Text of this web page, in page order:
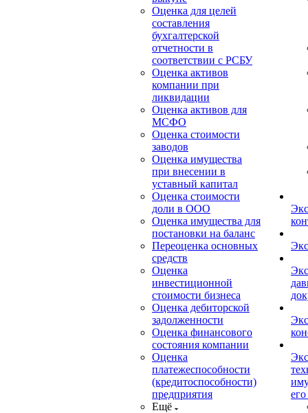
Оценка для целей
составления
бухгалтерской
отчетности в
соответствии с РСБУ
Оценка активов
компании при
ликвидации
Оценка активов для
МСФО
Оценка стоимости
заводов
Оценка имущества
при внесении в
уставный капитал
Оценка стоимости
доли в ООО
Оценка имущества для
постановки на баланс
Переоценка основных
средств
Оценка
инвестиционной
стоимости бизнеса
Оценка дебиторской
задолженности
Оценка финансового
состояния компании
Оценка
платежеспособности
(кредитоспособности)
предприятия
Ещё